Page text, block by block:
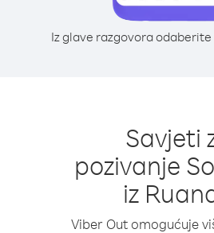
Iz glave razgovora odaberite
Savjeti
pozivanje
iz
Viber Out omogućuje